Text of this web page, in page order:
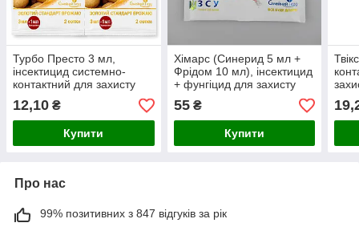
Турбо Престо 3 мл,
інсектицид системно-
контактний для захисту
овочевих, плодових та
ягідних культур від
комплексу шкідників
12,10 ₴
Купити
Хімарс (Синерид 5 мл +
Фрідом 10 мл), інсектицид
+ фунгіцид для захисту
овочевих та садових
культур від шкідників і
хвороб
55₴
Купити
Про нас
99% позитивних з 847 відгуків за рік